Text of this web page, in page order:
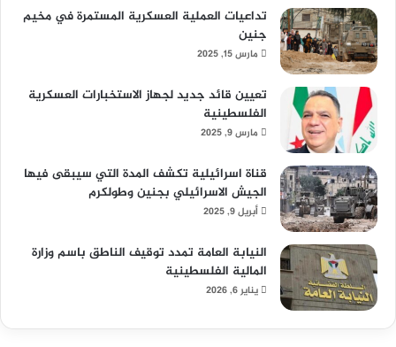
تداعيات العملية العسكرية المستمرة في مخيم
جنين
مارس 15, 2025
تعيين قائد جديد لجهاز الاستخبارات العسكرية
الفلسطينية
مارس 9, 2025
قناة اسرائيلية تكشف المدة التي سيبقى فيها
الجيش الاسرائيلي بجنين وطولكرم
أبريل 9, 2025
النيابة العامة تمدد توقيف الناطق باسم وزارة
المالية الفلسطينية
يناير 6, 2026